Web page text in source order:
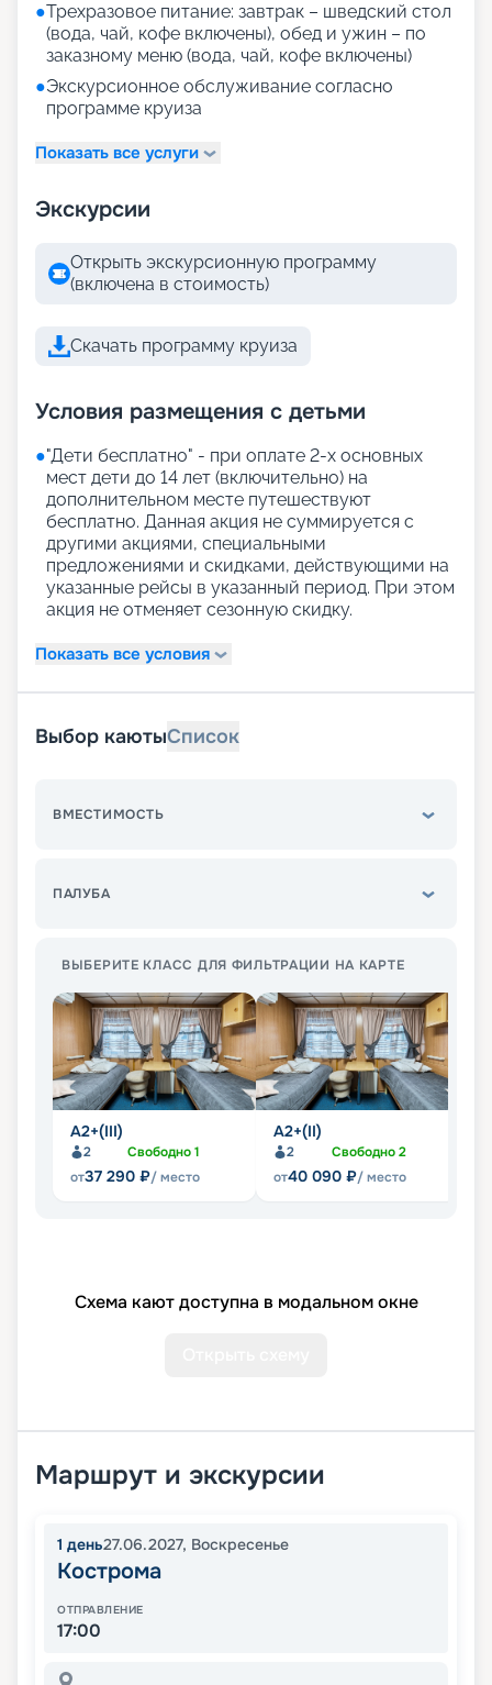
●Трехразовое питание: завтрак – шведский стол
(вода, чай, кофе включены), обед и ужин – по
заказному меню (вода, чай, кофе включены)
●Экскурсионное обслуживание согласно
программе круиза
Показать все услуги
Экскурсии
Открыть экскурсионную программу
(включена в стоимость)
Скачать программу круиза
Условия размещения с детьми
●"Дети бесплатно" - при оплате 2-х основных
мест дети до 14 лет (включительно) на
дополнительном месте путешествуют
бесплатно. Данная акция не суммируется с
другими акциями, специальными
предложениями и скидками, действующими на
указанные рейсы в указанный период. При этом
акция не отменяет сезонную скидку.
Показать все условия
Выбор каютыСписок
ВМЕСТИМОСТЬ
ПАЛУБА
ВЫБЕРИТЕ КЛАСС ДЛЯ ФИЛЬТРАЦИИ НА КАРТЕ
А2+(III)
2 Свободно1
от37 290 ₽/ место
А2+(II)
2 Свободно2
от40 090 ₽/ место
Схема кают доступна в модальном окне
Маршрут и экскурсии
1 день27.06.2027, Воскресенье
Кострома
ОТПРАВЛЕНИЕ
17:00